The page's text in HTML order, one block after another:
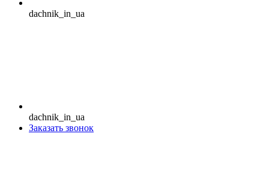
dachnik_in_ua
dachnik_in_ua
Заказать звонок